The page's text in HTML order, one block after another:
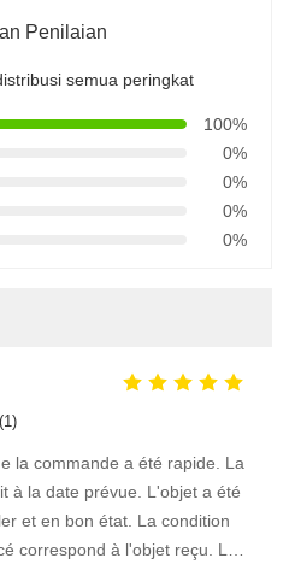
Penilaian
semua peringkat
100%
0%
0%
0%
0%
la commande a été rapide. La
à la date prévue. L'objet a été
et en bon état. La condition
correspond à l'objet reçu. Le